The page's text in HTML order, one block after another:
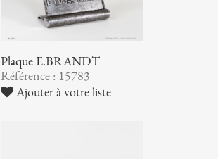
Plâque E.BRANDT
Référence : 15783
Ajouter à votre liste